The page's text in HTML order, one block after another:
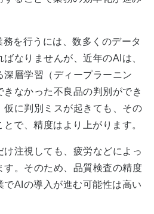
を行うには、数多くのデータ
なりませんが、近年のAIは、
層学習（ディープラーニン
なかった不良品の判別ができ
仮に判別ミスが起きても、その
で、精度はより上がります。
注視しても、疲労などによっ
す。そのため、品質検査の精度
でAIの導入が進む可能性は高い